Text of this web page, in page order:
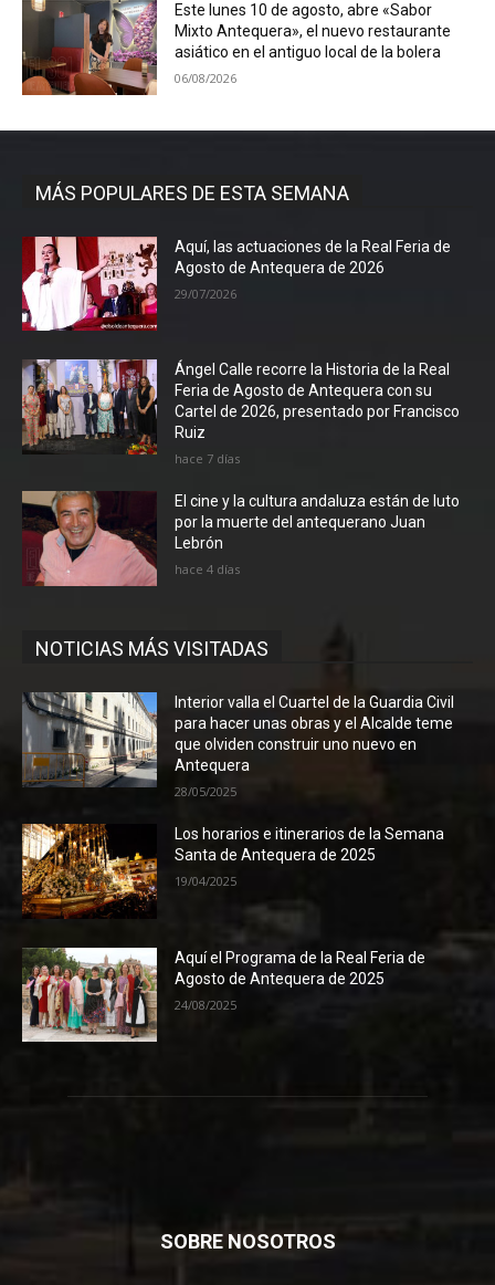
Este lunes 10 de agosto, abre «Sabor
Mixto Antequera», el nuevo restaurante
asiático en el antiguo local de la bolera
06/08/2026
MÁS POPULARES DE ESTA SEMANA
Aquí, las actuaciones de la Real Feria de
Agosto de Antequera de 2026
29/07/2026
Ángel Calle recorre la Historia de la Real
Feria de Agosto de Antequera con su
Cartel de 2026, presentado por Francisco
Ruiz
hace 7 días
El cine y la cultura andaluza están de luto
por la muerte del antequerano Juan
Lebrón
hace 4 días
NOTICIAS MÁS VISITADAS
Interior valla el Cuartel de la Guardia Civil
para hacer unas obras y el Alcalde teme
que olviden construir uno nuevo en
Antequera
28/05/2025
Los horarios e itinerarios de la Semana
Santa de Antequera de 2025
19/04/2025
Aquí el Programa de la Real Feria de
Agosto de Antequera de 2025
24/08/2025
SOBRE NOSOTROS